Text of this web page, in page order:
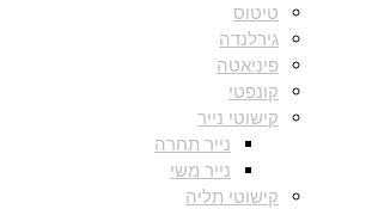
טיטוס
גירלנדה
פיניאטה
קונפטי
קישוטי נייר
נייר תחרה
נייר משי
קישוטי תליה